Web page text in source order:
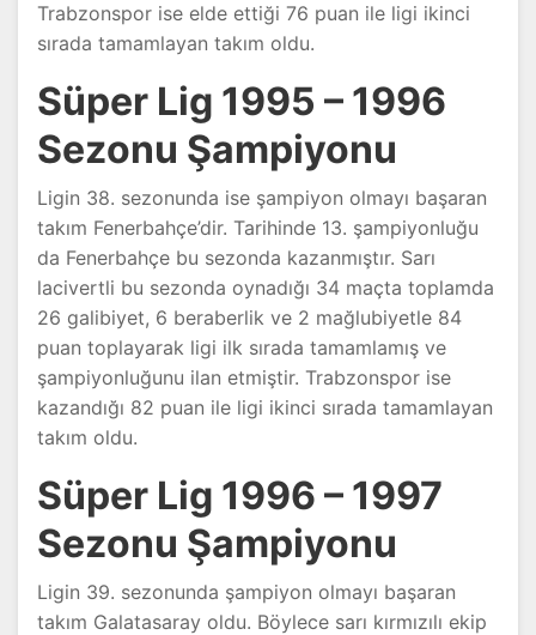
Trabzonspor ise elde ettiği 76 puan ile ligi ikinci
sırada tamamlayan takım oldu.
Süper Lig 1995 – 1996
Sezonu Şampiyonu
Ligin 38. sezonunda ise şampiyon olmayı başaran
takım Fenerbahçe’dir. Tarihinde 13. şampiyonluğu
da Fenerbahçe bu sezonda kazanmıştır. Sarı
lacivertli bu sezonda oynadığı 34 maçta toplamda
26 galibiyet, 6 beraberlik ve 2 mağlubiyetle 84
puan toplayarak ligi ilk sırada tamamlamış ve
şampiyonluğunu ilan etmiştir. Trabzonspor ise
kazandığı 82 puan ile ligi ikinci sırada tamamlayan
takım oldu.
Süper Lig 1996 – 1997
Sezonu Şampiyonu
Ligin 39. sezonunda şampiyon olmayı başaran
takım Galatasaray oldu. Böylece sarı kırmızılı ekip